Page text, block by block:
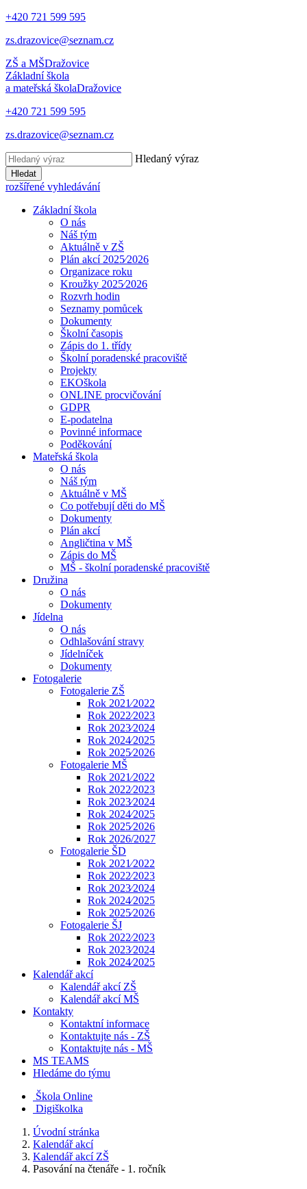
+420 721 599 595
zs.drazovice@seznam.cz
ZŠ a MŠDražovice
Základní škola
a mateřská školaDražovice
+420 721 599 595
zs.drazovice@seznam.cz
Hledaný výraz
Hledat
rozšířené vyhledávání
Základní škola
O nás
Náš tým
Aktuálně v ZŠ
Plán akcí 2025⁄2026
Organizace roku
Kroužky 2025⁄2026
Rozvrh hodin
Seznamy pomůcek
Dokumenty
Školní časopis
Zápis do 1. třídy
Školní poradenské pracoviště
Projekty
EKOškola
ONLINE procvičování
GDPR
E-podatelna
Povinné informace
Poděkování
Mateřská škola
O nás
Náš tým
Aktuálně v MŠ
Co potřebují děti do MŠ
Dokumenty
Plán akcí
Angličtina v MŠ
Zápis do MŠ
MŠ - školní poradenské pracoviště
Družina
O nás
Dokumenty
Jídelna
O nás
Odhlašování stravy
Jídelníček
Dokumenty
Fotogalerie
Fotogalerie ZŠ
Rok 2021⁄2022
Rok 2022⁄2023
Rok 2023⁄2024
Rok 2024⁄2025
Rok 2025⁄2026
Fotogalerie MŠ
Rok 2021⁄2022
Rok 2022⁄2023
Rok 2023⁄2024
Rok 2024⁄2025
Rok 2025⁄2026
Rok 2026/2027
Fotogalerie ŠD
Rok 2021⁄2022
Rok 2022⁄2023
Rok 2023⁄2024
Rok 2024⁄2025
Rok 2025⁄2026
Fotogalerie ŠJ
Rok 2022⁄2023
Rok 2023⁄2024
Rok 2024⁄2025
Kalendář akcí
Kalendář akcí ZŠ
Kalendář akcí MŠ
Kontakty
Kontaktní informace
Kontaktujte nás - ZŠ
Kontaktujte nás - MŠ
MS TEAMS
Hledáme do týmu
Škola Online
Digiškolka
Úvodní stránka
Kalendář akcí
Kalendář akcí ZŠ
Pasování na čtenáře - 1. ročník